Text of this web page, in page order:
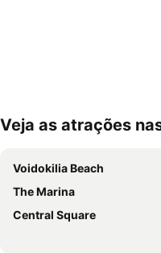
Ampliar mapa
Veja as atrações
Voidokilia Beach
The Marina
Central Square